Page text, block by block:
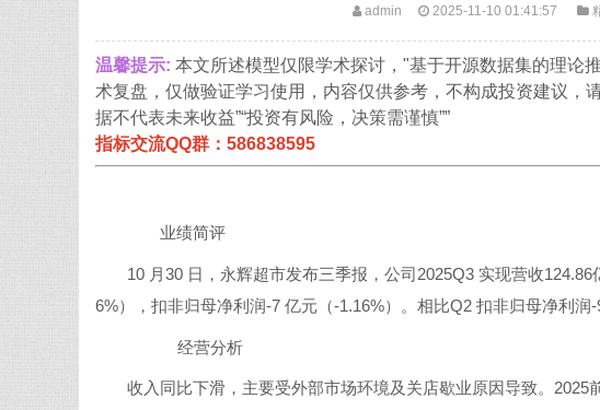
admin 2025-11-10 01:41:57
温馨提示: 本文所述模型仅限学术探讨，"基于开源数据集的理论
术复盘，仅做验证学习使用，内容仅供参考，不构成投资建议，
据不代表未来收益”“投资有风险，决策需谨慎””
指标交流QQ群：586838595
业绩简评
10 月30 日，永辉超市发布三季报，公司2025Q3 实现营收
6%），扣非归母净利润-7 亿元（-1.16%）。相比Q2 扣非归母净利润-
经营分析
收入同比下滑，主要受外部市场环境及关店歇业原因导致。2025